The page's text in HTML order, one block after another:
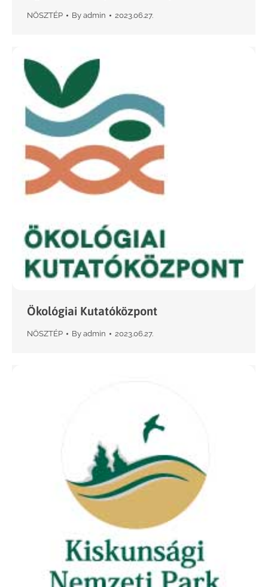
NÖSZTÉP By admin 2023.06.27.
Ökológiai Kutatóközpont
NÖSZTÉP By admin 2023.06.27.